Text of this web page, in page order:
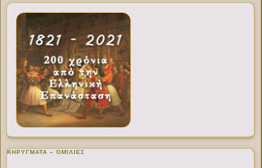
ΚΗΡΥΓΜΑΤΑ – ΟΜΙΛΙΕΣ